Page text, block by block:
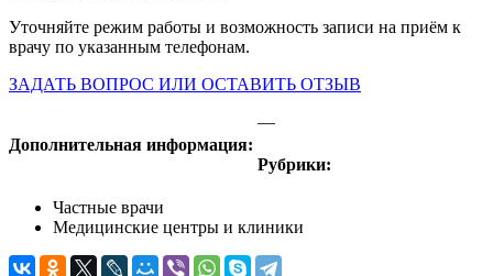
Уточняйте режим работы и возможность записи на приём к
врачу по указанным телефонам.
ЗАДАТЬ ВОПРОС ИЛИ ОСТАВИТЬ ОТЗЫВ
Дополнительная информация:
—
Рубрики:
Частные врачи
Медицинские центры и клиники